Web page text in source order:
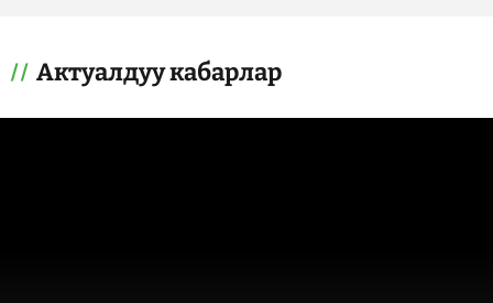
Актуалдуу кабарлар